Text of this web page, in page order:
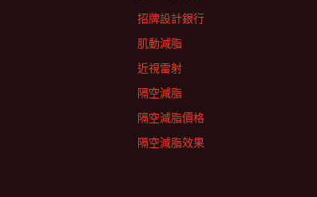
招牌設計銀行
肌動減脂
近視雷射
隔空減脂
隔空減脂價格
隔空減脂效果